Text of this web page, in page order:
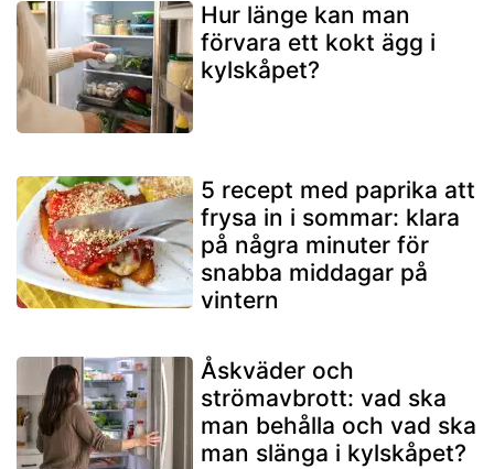
Hur länge kan man
förvara ett kokt ägg i
kylskåpet?
5 recept med paprika att
frysa in i sommar: klara
på några minuter för
snabba middagar på
vintern
Åskväder och
strömavbrott: vad ska
man behålla och vad ska
man slänga i kylskåpet?